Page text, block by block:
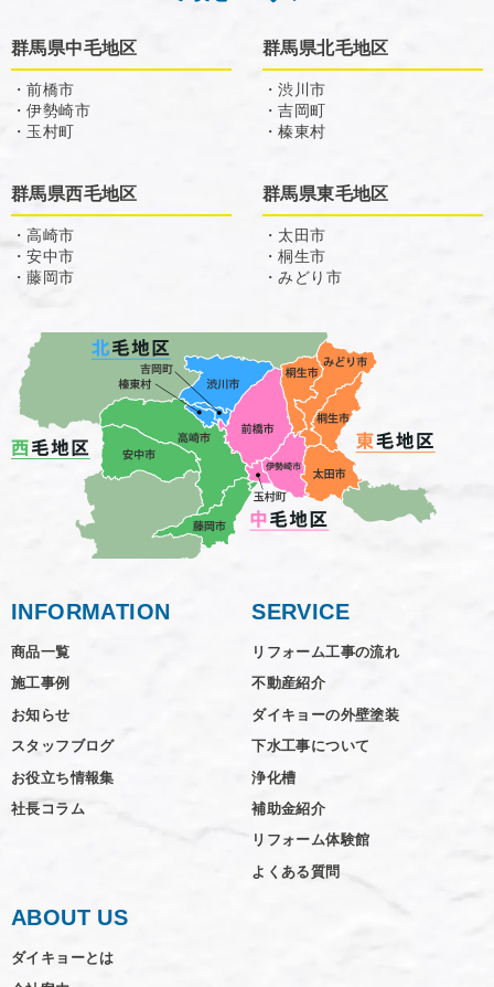
群馬県中毛地区
・前橋市
・伊勢崎市
・玉村町
群馬県北毛地区
・渋川市
・吉岡町
・榛東村
群馬県西毛地区
・高崎市
・安中市
・藤岡市
群馬県東毛地区
・太田市
・桐生市
・みどり市
INFORMATION
商品一覧
施工事例
お知らせ
スタッフブログ
お役立ち情報集
社長コラム
SERVICE
リフォーム工事の流れ
不動産紹介
ダイキョーの外壁塗装
下水工事について
浄化槽
補助金紹介
リフォーム体験館
よくある質問
ABOUT US
ダイキョーとは